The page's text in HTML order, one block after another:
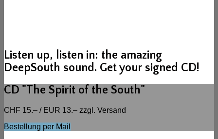
Listen up, listen in: the amazing
DeepSouth sound. Get your signed CD!
CD "The Spirit of the South"
CHF 15.– / EUR 13.– zzgl. Versand
Bestellung per Mail